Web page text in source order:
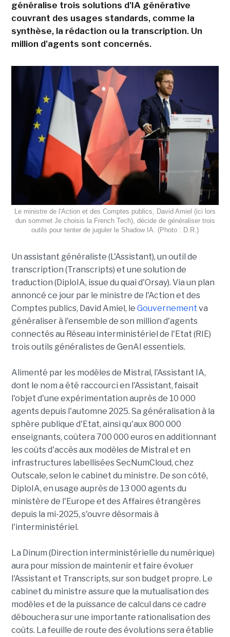
généralise trois solutions d'IA générative
couvrant des usages standards, comme la
synthèse, la rédaction ou la transcription. Un
million d'agents sont concernés.
Le ministre de l'Action et des Comptes publics, David Amiel (ici lors
dun sommet Je choisis la French Tech), décide de généraliser trois
outils pour tenter de juguler le Shadow IA. (Photo : D.R.)
Un assistant généraliste (L'Assistant), un outil de
transcription (Transcripts) et une solution de
traduction (DiploIA, issue du quai d'Orsay). Via un plan
annoncé ce jour par le ministre de l'Action et des
Comptes publics, David Amiel, le Gouvernement va
généraliser à l'ensemble de son million d'agents
connectés au Réseau interministériel de l'Etat (RIE)
trois outils généralistes de GenAI essentiels.
Alimenté par les modèles de Mistral, l'Assistant IA,
dont le nom a été raccourci en l'Assistant, faisait
l'objet d'une expérimentation auprès de 10 000
agents depuis l'automne 2025. Sa généralisation à la
sphère publique d'Etat, ainsi qu'aux 800 000
enseignants, coûtera 700 000 euros en additionnant
les coûts d'accès aux modèles de Mistral et en
infrastructures labellisées SecNumCloud, chez
Outscale, selon le cabinet du ministre. De son côté,
DiploIA, en usage auprès de 13 000 agents du
ministère de l'Europe et des Affaires étrangères
depuis la mi-2025, s'ouvre désormais à
l'interministériel.
La Dinum (Direction interministérielle du numérique)
aura pour mission de maintenir et faire évoluer
l'Assistant et Transcripts, sur son budget propre. Le
cabinet du ministre assure que la mutualisation des
modèles et de la puissance de calcul dans ce cadre
débouchera sur une importante rationalisation des
coûts. La feuille de route des évolutions sera établie